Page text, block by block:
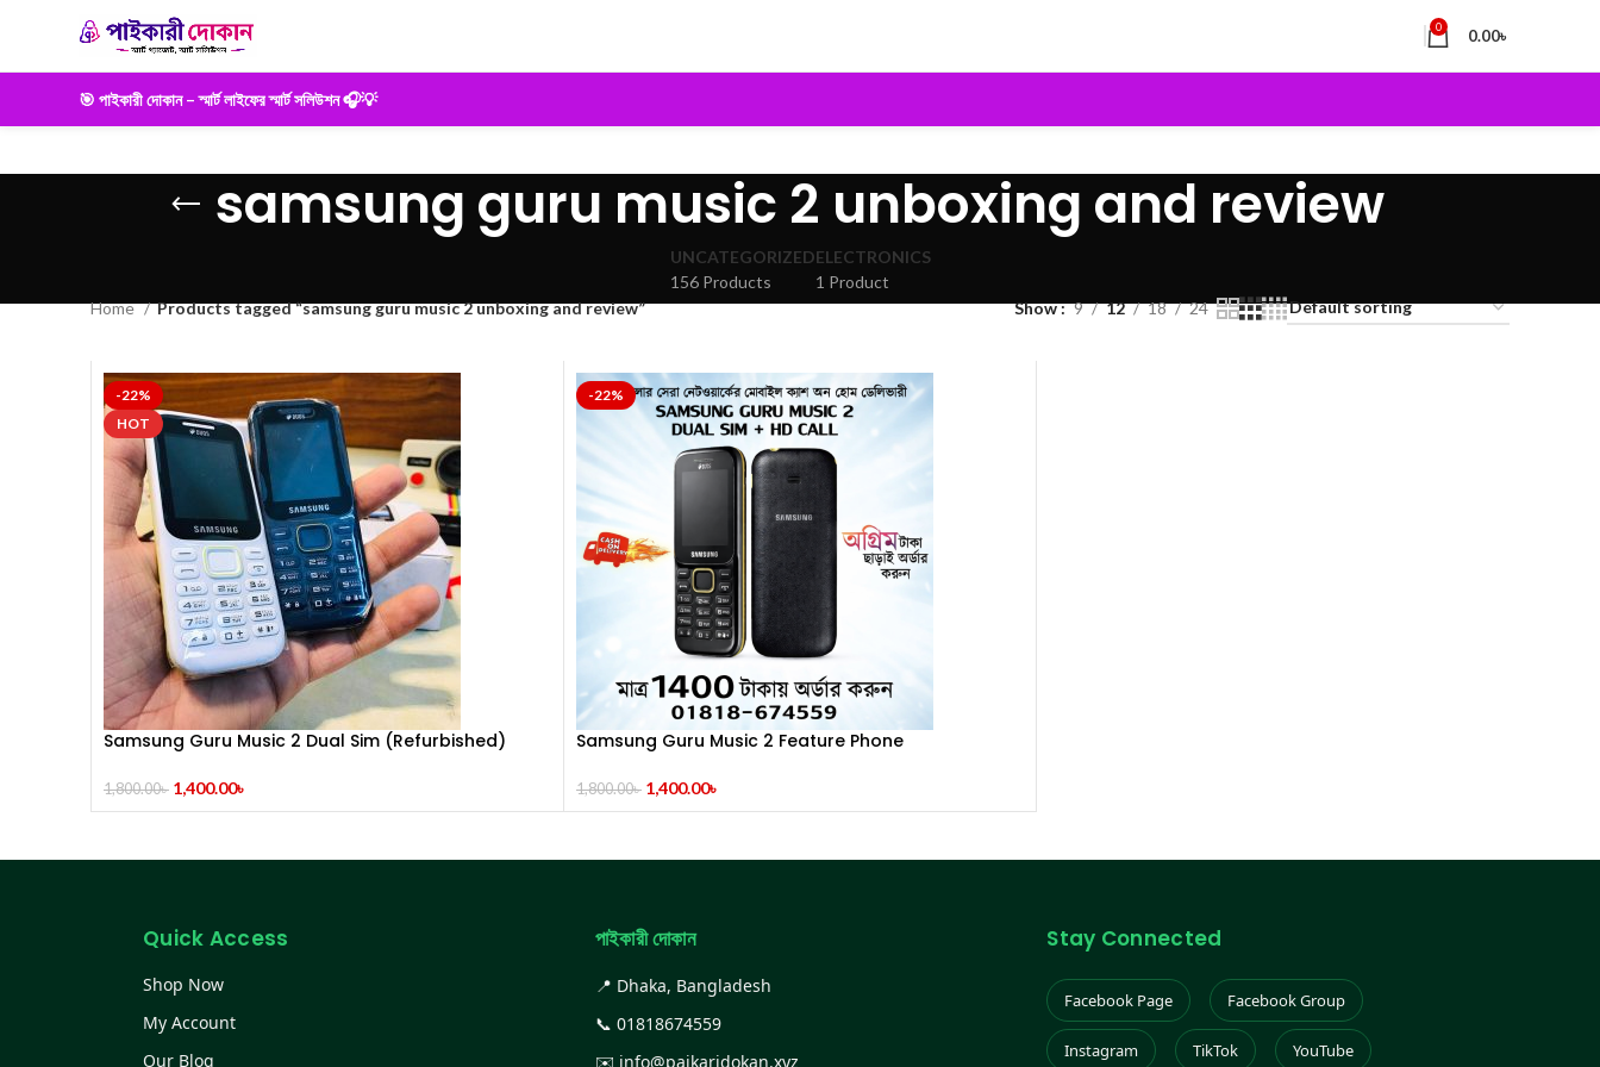
0 0.00৳
🎯 পাইকারী দোকান – স্মার্ট লাইফের স্মার্ট সলিউশন 🎧💡
samsung guru music 2 unboxing and review
UNCATEGORIZED
156 Products
ELECTRONICS
1 Product
Home
Products tagged “samsung guru music 2 unboxing and review” Show 9 12 18 24
-22%
HOT
Samsung Guru Music 2 Dual Sim (Refurbished)
1,800.00৳ 1,400.00৳
-22%
Samsung Guru Music 2 Feature Phone
1,800.00৳ 1,400.00৳
Quick Access
Shop Now
My Account
Our Blog
পাইকারী দোকান
📍 Dhaka, Bangladesh
📞 01818674559
✉️ info@paikaridokan.xyz
Stay Connected
Facebook Page Facebook Group
Instagram TikTok YouTube